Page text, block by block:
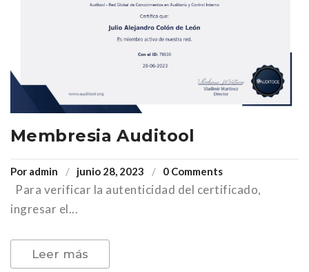
Membresia Auditool
Por admin junio 28, 2023 0 Comments
Para verificar la autenticidad del certificado,
ingresar el...
Leer más